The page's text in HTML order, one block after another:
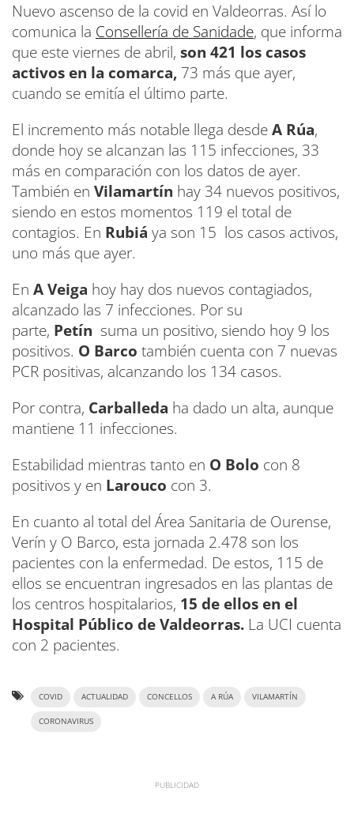
Nuevo ascenso de la covid en Valdeorras. Así lo
comunica la Consellería de Sanidade, que informa
que este viernes de abril, son 421 los casos
activos en la comarca, 73 más que ayer,
cuando se emitía el último parte.
El incremento más notable llega desdeA Rúa,
donde hoy se alcanzan las 115 infecciones, 33
más en comparación con los datos de ayer.
También en Vilamartín hay 34 nuevos positivos,
siendo en estos momentos 119 el total de
contagios. En Rubiá ya son 15 los casos activos,
uno más que ayer.
En A Veiga hoy hay dos nuevos contagiados,
alcanzado las 7 infecciones. Por su
parte, Petín suma un positivo, siendo hoy 9 los
positivos. O Barco también cuenta con 7 nuevas
PCR positivas, alcanzando los 134 casos.
Por contra, Carballeda ha dado un alta, aunque
mantiene 11 infecciones.
Estabilidad mientras tanto en O Bolo con 8
positivos y en Larouco con 3.
En cuanto al total del Área Sanitaria de Ourense,
Verín y O Barco, esta jornada 2.478 son los
pacientes con la enfermedad. De estos, 115 de
ellos se encuentran ingresados en las plantas de
los centros hospitalarios, 15 de ellos en el
Hospital Público de Valdeorras. La UCI cuenta
con 2 pacientes.
COVID ACTUALIDAD CONCELLOS A RÚA VILAMARTÍN
CORONAVIRUS